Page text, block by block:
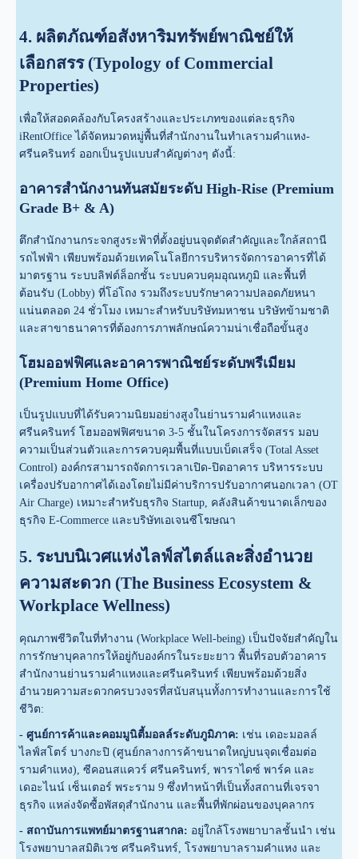
4. ผลิตภัณฑ์อสังหาริมทรัพย์พาณิชย์ให้
เลือกสรร (Typology of Commercial
Properties)
เพื่อให้สอดคล้องกับโครงสร้างและประเภทของแต่ละธุรกิจ
iRentOffice ได้จัดหมวดหมู่พื้นที่สำนักงานในทำเลรามคำแหง-
ศรีนครินทร์ ออกเป็นรูปแบบสำคัญต่างๆ ดังนี้:
อาคารสำนักงานทันสมัยระดับ High-Rise (Premium
Grade B+ & A)
ตึกสำนักงานกระจกสูงระฟ้าที่ตั้งอยู่บนจุดตัดสำคัญและใกล้สถานี
รถไฟฟ้า เพียบพร้อมด้วยเทคโนโลยีการบริหารจัดการอาคารที่ได้
มาตรฐาน ระบบลิฟต์ล็อกชั้น ระบบควบคุมอุณหภูมิ และพื้นที่
ต้อนรับ (Lobby) ที่โอ่โถง รวมถึงระบบรักษาความปลอดภัยหนา
แน่นตลอด 24 ชั่วโมง เหมาะสำหรับบริษัทมหาชน บริษัทข้ามชาติ
และสาขาธนาคารที่ต้องการภาพลักษณ์ความน่าเชื่อถือขั้นสูง
โฮมออฟฟิศและอาคารพาณิชย์ระดับพรีเมียม
(Premium Home Office)
เป็นรูปแบบที่ได้รับความนิยมอย่างสูงในย่านรามคำแหงและ
ศรีนครินทร์ โฮมออฟฟิศขนาด 3-5 ชั้นในโครงการจัดสรร มอบ
ความเป็นส่วนตัวและการควบคุมพื้นที่แบบเบ็ดเสร็จ (Total Asset
Control) องค์กรสามารถจัดการเวลาเปิด-ปิดอาคาร บริหารระบบ
เครื่องปรับอากาศได้เองโดยไม่มีค่าบริการปรับอากาศนอกเวลา (OT
Air Charge) เหมาะสำหรับธุรกิจ Startup, คลังสินค้าขนาดเล็กของ
ธุรกิจ E-Commerce และบริษัทเอเจนซีโฆษณา
5. ระบบนิเวศแห่งไลฟ์สไตล์และสิ่งอำนวย
ความสะดวก (The Business Ecosystem &
Workplace Wellness)
คุณภาพชีวิตในที่ทำงาน (Workplace Well-being) เป็นปัจจัยสำคัญใน
การรักษาบุคลากรให้อยู่กับองค์กรในระยะยาว พื้นที่รอบตัวอาคาร
สำนักงานย่านรามคำแหงและศรีนครินทร์ เพียบพร้อมด้วยสิ่ง
อำนวยความสะดวกครบวงจรที่สนับสนุนทั้งการทำงานและการใช้
ชีวิต:
- ศูนย์การค้าและคอมมูนิตี้มอลล์ระดับภูมิภาค: เช่น เดอะมอลล์
ไลฟ์สโตร์ บางกะปิ (ศูนย์กลางการค้าขนาดใหญ่บนจุดเชื่อมต่อ
รามคำแหง), ซีคอนสแควร์ ศรีนครินทร์, พาราไดซ์ พาร์ค และ
เดอะไนน์ เซ็นเตอร์ พระราม 9 ซึ่งทำหน้าที่เป็นทั้งสถานที่เจรจา
ธุรกิจ แหล่งจัดซื้อพัสดุสำนักงาน และพื้นที่พักผ่อนของบุคลากร
- สถาบันการแพทย์มาตรฐานสากล: อยู่ใกล้โรงพยาบาลชั้นนำ เช่น
โรงพยาบาลสมิติเวช ศรีนครินทร์, โรงพยาบาลรามคำแหง และ